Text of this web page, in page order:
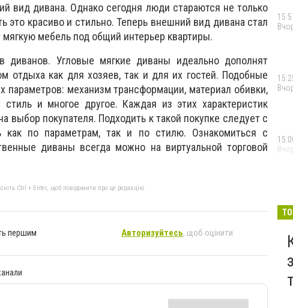
вид дивана. Однако сегодня люди стараются не только
это красиво и стильно. Теперь внешний вид дивана стал
мебель под общий интерьер квартиры.
диванов. Угловые мягкие диваны идеально дополнят
отдыха как для хозяев, так и для их гостей. Подобные
механизм трансформации, материал обивки,
и многое другое. Каждая из этих характеристик
выбор покупателя. Подходить к такой покупке следует с
по параметрам, так и по стилю. Ознакомиться с
диваны всегда можно на виртуальной торговой
Ctrl + Enter, щоб повідомити про це редакцію
першим Авторизуйтесь, щоб оцінити